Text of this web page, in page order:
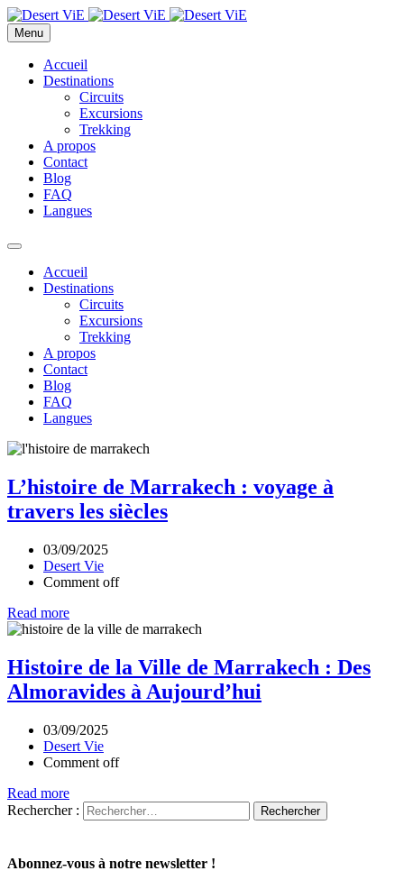
Menu
Accueil
Destinations
Circuits
Excursions
Trekking
A propos
Contact
Blog
FAQ
Langues
Accueil
Destinations
Circuits
Excursions
Trekking
A propos
Contact
Blog
FAQ
Langues
L’histoire de Marrakech : voyage à
travers les siècles
03/09/2025
Desert Vie
Comment off
Read more
Histoire de la Ville de Marrakech : Des
Almoravides à Aujourd’hui
03/09/2025
Desert Vie
Comment off
Read more
Rechercher :
Abonnez-vous à notre newsletter !